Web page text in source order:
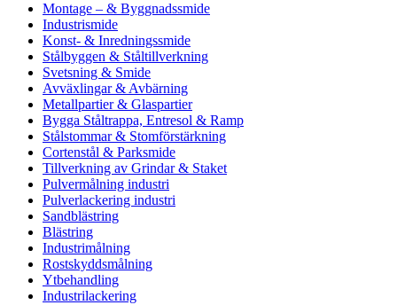
Montage – & Byggnadssmide
Industrismide
Konst- & Inredningssmide
Stålbyggen & Ståltillverkning
Svetsning & Smide
Avväxlingar & Avbärning
Metallpartier & Glaspartier
Bygga Ståltrappa, Entresol & Ramp
Stålstommar & Stomförstärkning
Cortenstål & Parksmide
Tillverkning av Grindar & Staket
Pulvermålning industri
Pulverlackering industri
Sandblästring
Blästring
Industrimålning
Rostskyddsmålning
Ytbehandling
Industrilackering